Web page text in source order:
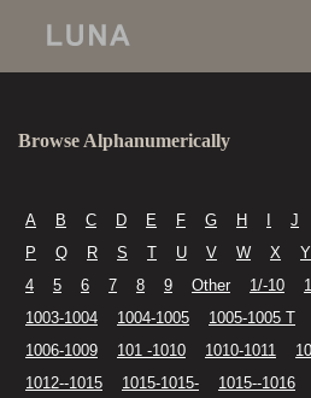
Browse Alphanumerically
A B C D E F G H J
P
Q R S T U V W X Y
4
5 6 7 8 9 Other 1/-10
1003-1004
1004-1005 1005-1005 T
1006-1009
101 -1010 1010-1011
1012--1015
1015-1015- 1015--1016